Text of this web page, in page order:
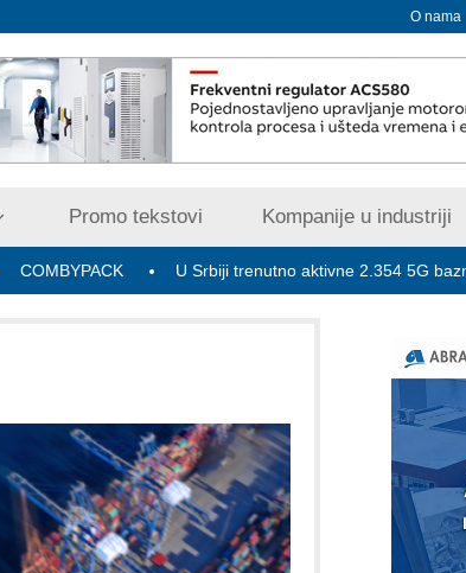
O nama
Promo tekstovi Kompanije u industriji
U Srbiji trenutno aktivne 2.354 5G bazne radio-stanice